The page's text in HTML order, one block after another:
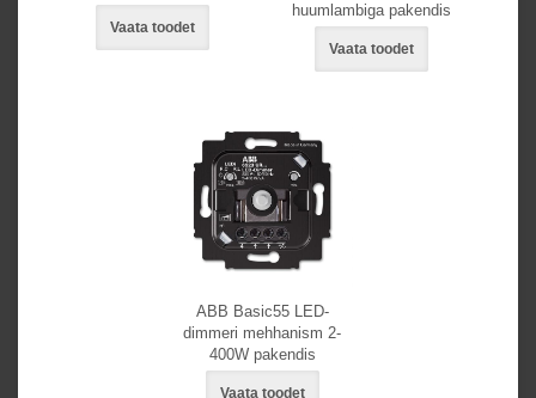
Vaata toodet
huumlambiga pakendis
Vaata toodet
ABB Basic55 LED-
dimmeri mehhanism 2-
400W pakendis
Vaata toodet